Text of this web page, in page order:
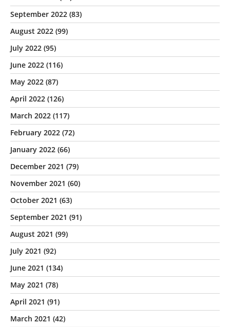
September 2022 (83)
August 2022 (99)
July 2022 (95)
June 2022 (116)
May 2022 (87)
April 2022 (126)
March 2022 (117)
February 2022 (72)
January 2022 (66)
December 2021 (79)
November 2021 (60)
October 2021 (63)
September 2021 (91)
August 2021 (99)
July 2021 (92)
June 2021 (134)
May 2021 (78)
April 2021 (91)
March 2021 (42)